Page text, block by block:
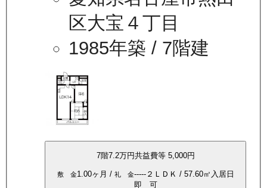
区大宝４丁目
1985年築 / 7階建
7階7.2万円共益費等 5,000円
敷 金1.00ヶ月 / 礼 金-----２ＬＤＫ / 57.60㎡ 入居日
即 可